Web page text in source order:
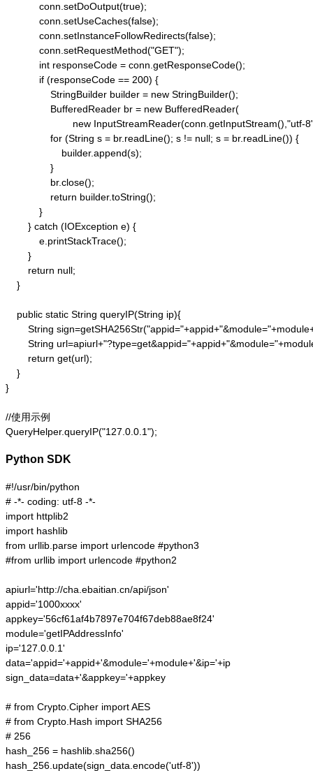
            conn.setDoOutput(true);
            conn.setUseCaches(false);
            conn.setInstanceFollowRedirects(false);
            conn.setRequestMethod("GET");
            int responseCode = conn.getResponseCode();
            if (responseCode == 200) {
                StringBuilder builder = new StringBuilder();
                BufferedReader br = new BufferedReader(
new InputStreamReader(conn.getInputStream(),"utf-
                for (String s = br.readLine(); s != null; s = br.readLine()) {
                    builder.append(s);
                }
                br.close();
                return builder.toString();
            }
        } catch (IOException e) {
            e.printStackTrace();
        }
        return null;
    }
    public static String queryIP(String ip){
String
String
        return get(url);
    }
}
//使用示例
QueryHelper.queryIP("127.0.0.1");
Python SDK
#!/usr/bin/python
# -*- coding: utf-8 -*-
import httplib2
import hashlib
from urllib.parse import urlencode #python3
#from urllib import urlencode #python2
apiurl='http://cha.ebaitian.cn/api/json'
appid='1000xxxx'
appkey='56cf61af4b7897e704f67deb88ae8f24'
module='getIPAddressInfo'
ip='127.0.0.1'
data='appid='+appid+'&module='+module+'&ip='+ip
sign_data=data+'&appkey='+appkey
# from Crypto.Cipher import AES
# from Crypto.Hash import SHA256
# 256
hash_256 = hashlib.sha256()
hash_256.update(sign_data.encode('utf-8'))